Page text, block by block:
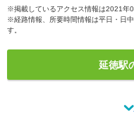
※掲載しているアクセス情報は2021年
※経路情報、所要時間情報は平日・日
す。
延徳駅